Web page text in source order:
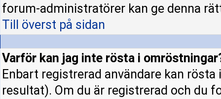
forum-administratörer kan ge denna
Till överst på sidan
Varför kan jag inte rösta i
Enbart registrerad användare kan
resultat). Om du är registrerad och du